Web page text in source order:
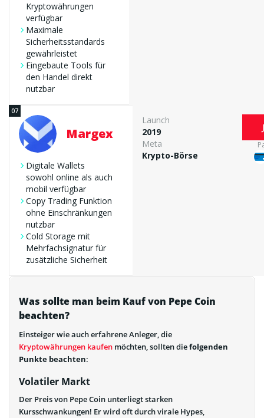
Kryptowährungen
verfügbar
Maximale
Sicherheitsstandards
gewährleistet
Eingebaute Tools für
den Handel direkt
nutzbar
Margex
Digitale Wallets
sowohl online als auch
mobil verfügbar
Copy Trading Funktion
ohne Einschränkungen
nutzbar
Cold Storage mit
Mehrfachsignatur für
zusätzliche Sicherheit
Launch
2019
Meta
Krypto-Börse
Was sollte man beim Kauf von Pepe Coin
beachten?
Einsteiger wie auch erfahrene Anleger, die
Kryptowährungen kaufen möchten, sollten diefolgenden
Punkte beachten:
Volatiler Markt
Der Preis von Pepe Coin unterliegt starken
Kursschwankungen! Er wird oft durch virale Hypes,